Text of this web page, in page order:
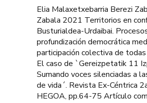
Elia Malaxetxebarria Berezi
Zabala 2021 Territorios en
Busturialdea-Urdaibai.
profundización democrática
participación colectiva de
El caso de `Gereizpetatik 11
Sumando voces silenciadas a
de vida´. Revista Ex-Céntrica
HEGOA, pp.64-75 Artículo